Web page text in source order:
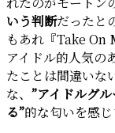
いう判断だったと
もあれ『Take On
アイドル的人気の
たことは間違いな
な、 ”アイドルグ
る”的な匂いを感じ